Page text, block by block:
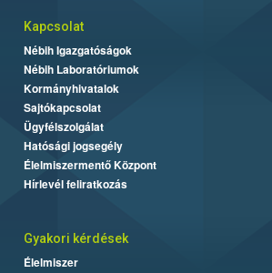
Kapcsolat
Nébih Igazgatóságok
Nébih Laboratóriumok
Kormányhivatalok
Sajtókapcsolat
Ügyfélszolgálat
Hatósági jogsegély
Élelmiszermentő Központ
Hírlevél feliratkozás
Gyakori kérdések
Élelmiszer